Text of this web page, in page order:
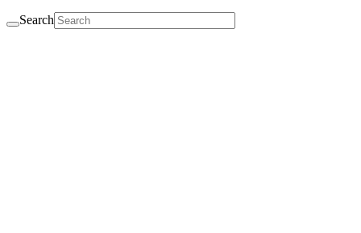
Search